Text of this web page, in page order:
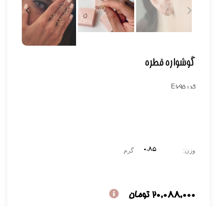
گوشواره قطره
کد : E695
وزن: 0.۸۵ گرم
20,088,000 تومان